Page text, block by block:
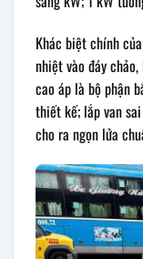
Khác biệt chính
nhiệt vào đáy
cao áp là bộ phận
thiết kế; lắp van
cho ra ngọn lửa